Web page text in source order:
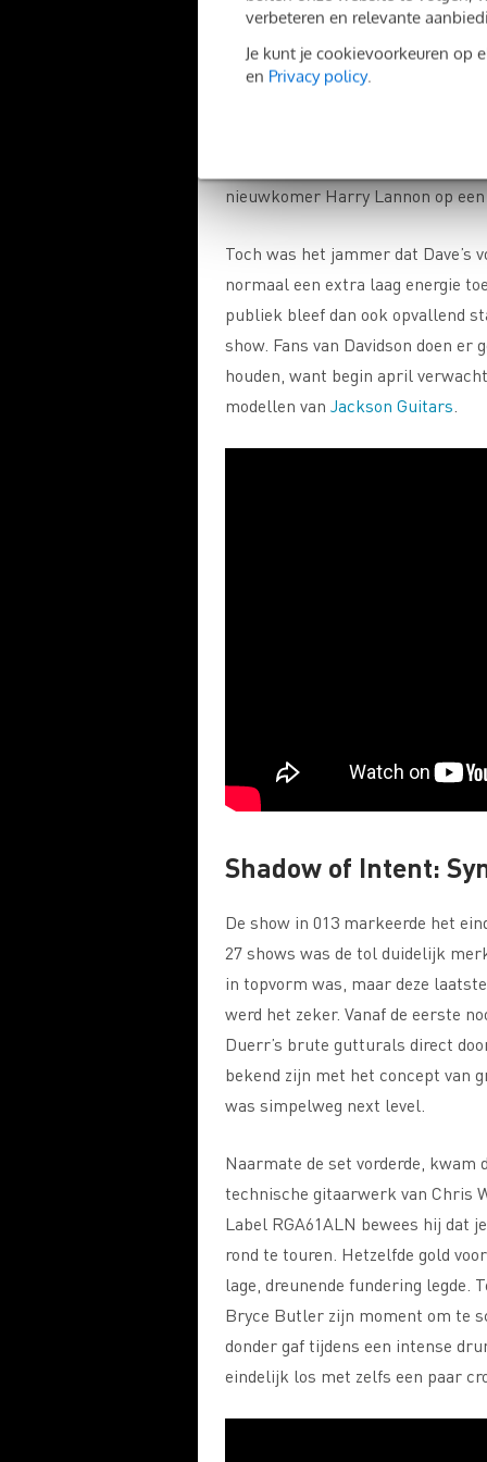
verbeteren en relevante
Je kunt je cookievoorkeuren op
en Privacy policy.
een mededeling: “I’m sick as fuck,
band dat ze de set niet
instrumentale show van
elkaar is ingespeeld. Gelukkig
nieuwkomer Harry Lannon op
Toch was het jammer dat Dave’s
normaal een extra laag energie
publiek bleef dan ook opvallend
show. Fans van Davidson doen er
houden, want begin april
modellen van Jackson Guitars
Shadow of Intent:
De show in 013 markeerde het
27 shows was de tol duidelijk
in topvorm was, maar deze
werd het zeker. Vanaf de eerste
Duerr’s brute gutturals direct
bekend zijn met het concept van
was simpelweg next level.
Naarmate de set vorderde,
technische gitaarwerk van Chris
Label RGA61ALN bewees hij dat
rond te touren. Hetzelfde gold
lage, dreunende fundering legde.
Bryce Butler zijn moment om te
donder gaf tijdens een intense
eindelijk los met zelfs een paar